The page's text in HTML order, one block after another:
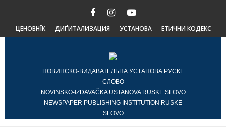
ЦЕНОВНЇК ДИҐИТАЛИЗАЦИЯ УСТАНОВА ЕТИЧНИ КОДЕКС
НОВИНСКО-ВИДАВАТЕЛЬНА УСТАНОВА РУСКЕ
СЛОВО
NOVINSKO-IZDAVAČKA USTANOVA RUSKE SLOVO
NEWSPAPER PUBLISHING INSTITUTION RUSKE
SLOVO